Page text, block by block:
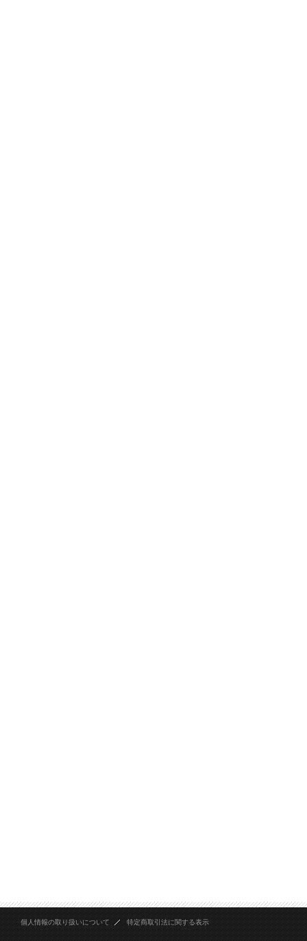
個人情報の取り扱いについて 特定商取引法に関する表示